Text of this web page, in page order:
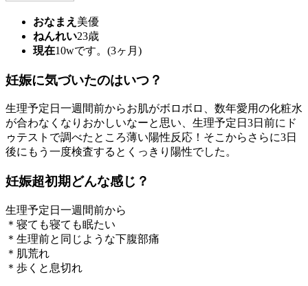
おなまえ 美優
ねんれい23歳
現在10wです。(3ヶ月)
妊娠に気づいたのはいつ？
生理予定日一週間前からお肌がボロボロ、数年愛用の化粧水
が合わなくなりおかしいなーと思い、生理予定日3日前にド
ゥテストで調べたところ薄い陽性反応！そこからさらに3日
後にもう一度検査するとくっきり陽性でした。
妊娠超初期どんな感じ？
生理予定日一週間前から
＊寝ても寝ても眠たい
＊生理前と同じような下腹部痛
＊肌荒れ
＊歩くと息切れ